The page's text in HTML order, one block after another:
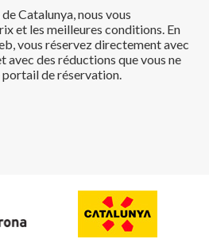
Catalunya, nous vous
et les meilleures conditions. En
vous réservez directement avec
avec des réductions que vous ne
de réservation.